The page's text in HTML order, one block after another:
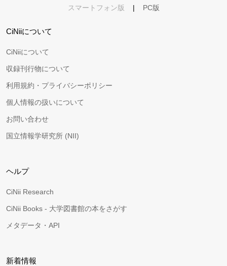
スマートフォン版 | PC版
CiNiiについて
CiNiiについて
収録刊行物について
利用規約・プライバシーポリシー
個人情報の扱いについて
お問い合わせ
国立情報学研究所 (NII)
ヘルプ
CiNii Research
CiNii Books - 大学図書館の本をさがす
メタデータ・API
新着情報